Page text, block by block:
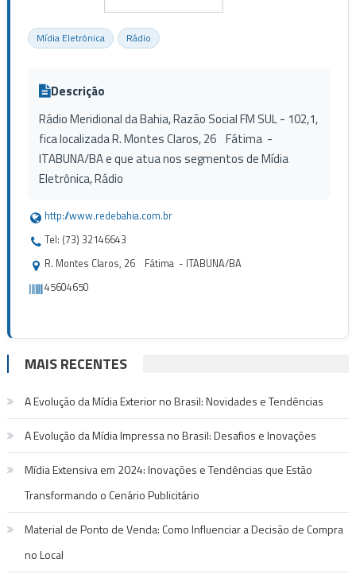
Mídia Eletrônica Rádio
Descrição
Rádio Meridional da Bahia, Razão Social FM SUL - 102,1,
fica localizada R. Montes Claros, 26 Fátima -
ITABUNA/BA e que atua nos segmentos de Mídia
Eletrônica, Rádio
http://www.redebahia.com.br
Tel: (73) 32146643
R. Montes Claros, 26 Fátima - ITABUNA/BA
45604650
MAIS RECENTES
A Evolução da Mídia Exterior no Brasil: Novidades e Tendências
A Evolução da Mídia Impressa no Brasil: Desafios e Inovações
Mídia Extensiva em 2024: Inovações e Tendências que Estão
Transformando o Cenário Publicitário
Material de Ponto de Venda: Como Influenciar a Decisão de Compra
no Local